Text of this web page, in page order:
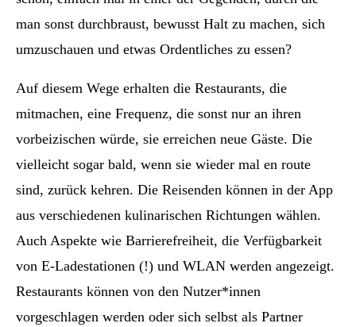
man sonst durchbraust, bewusst Halt zu machen, sich
umzuschauen und etwas Ordentliches zu essen?
Auf diesem Wege erhalten die Restaurants, die
mitmachen, eine Frequenz, die sonst nur an ihren
vorbeizischen würde, sie erreichen neue Gäste. Die
vielleicht sogar bald, wenn sie wieder mal en route
sind, zurück kehren. Die Reisenden können in der App
aus verschiedenen kulinarischen Richtungen wählen.
Auch Aspekte wie Barrierefreiheit, die Verfügbarkeit
von E-Ladestationen (!) und WLAN werden angezeigt.
Restaurants können von den Nutzer*innen
vorgeschlagen werden oder sich selbst als Partner